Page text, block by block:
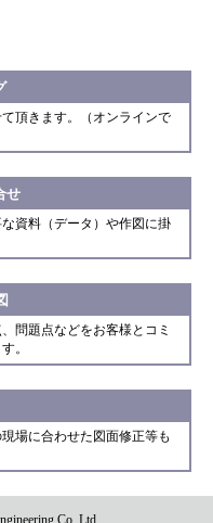
頂きます。（オンラインで
せ
資料（データ）や作図に掛
問題点などをお客様とコミ
。
場に合わせた図面修正等も